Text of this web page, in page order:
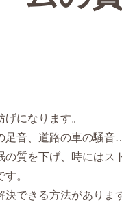
になります。
足音、道路の車の騒音
質を下げ、時にはス
。
できる方法がありま